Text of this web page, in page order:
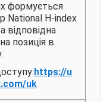
формується
National H-index
відповідна
позиція в
https://u
uk